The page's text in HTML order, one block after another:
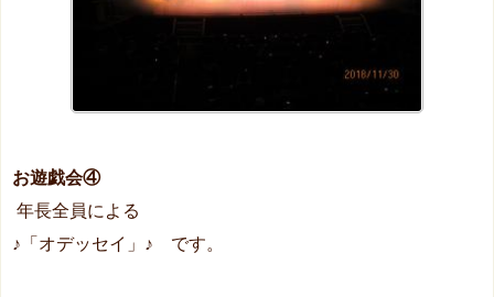
お遊戯会④
年長全員による
♪「オデッセイ」♪ です。